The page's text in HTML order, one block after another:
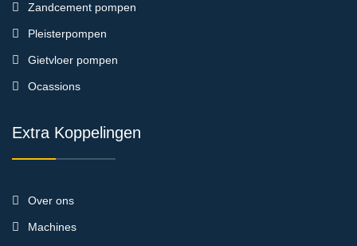
Zandcement pompen
Pleisterpompen
Gietvloer pompen
Ocassions
Extra Koppelingen
Over ons
Machines